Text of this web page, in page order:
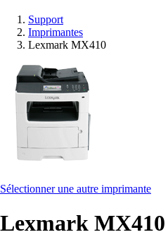
Support
Imprimantes
Lexmark MX410
Sélectionner une autre imprimante
Lexmark MX410